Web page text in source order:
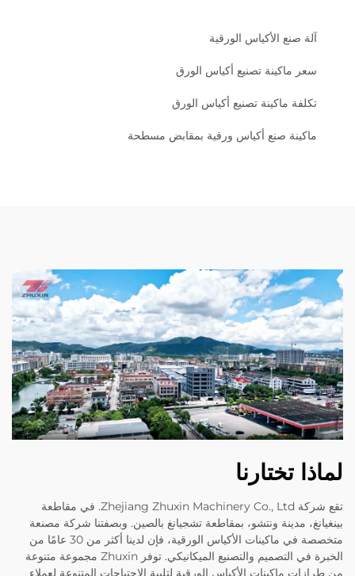
آلة صنع الأكياس الورقية
سعر ماكينة تصنيع أكياس الورق
تكلفة ماكينة تصنيع أكياس الورق
ماكينة صنع أكياس ورقية بمقابض مسطحة
لماذا تختارنا
تقع شركة Zhejiang Zhuxin Machinery Co., Ltd. في مقاطعة
بينغيانغ، مدينة ونتشو، بمقاطعة تشجيانغ بالصين. وبصفتنا شركة مصنعة
متخصصة في ماكينات الأكياس الورقية، فإن لدينا أكثر من 30 عامًا من
الخبرة في التصميم والتصنيع الميكانيكي. توفر Zhuxin مجموعة متنوعة
من طرازات ماكينات الأكياس الورقية لتلبية الاحتياجات المتنوعة لعملاء